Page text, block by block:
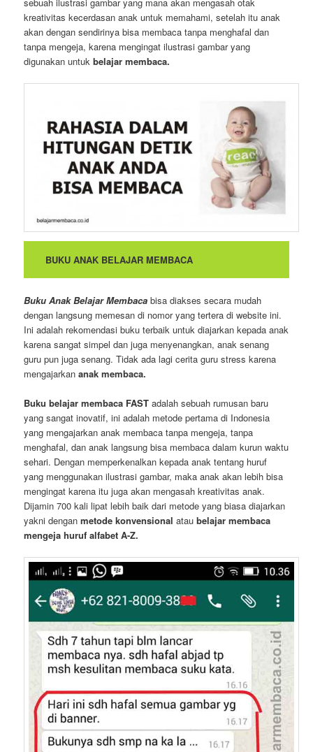
kreativitas kecerdasan anak untuk memahami, setelah itu anak
akan dengan sendirinya bisa membaca tanpa menghafal dan
tanpa mengeja, karena mengingat ilustrasi gambar yang
digunakan untukbelajar membaca.
BUKU ANAK BELAJAR MEMBACA
Buku Anak Belajar Membaca bisa diakses secara mudah
dengan langsung memesan di nomor yang tertera di website ini.
Ini adalah rekomendasi buku terbaik untuk diajarkan kepada anak
karena sangat simpel dan juga menyenangkan, anak senang
guru pun juga senang. Tidak ada lagi cerita guru stress karena
mengajarkananak membaca.
Buku belajar membaca FAST adalah sebuah rumusan baru
yang sangat inovatif, ini adalah metode pertama di Indonesia
yang mengajarkan anak membaca tanpa mengeja, tanpa
menghafal, dan anak langsung bisa membaca dalam kurun waktu
sehari. Dengan memperkenalkan kepada anak tentang huruf
yang menggunakan ilustrasi gambar, maka anak akan lebih bisa
mengingat karena itu juga akan mengasah kreativitas anak.
Dijamin 700 kali lipat lebih baik dari metode yang biasa diajarkan
yakni denganmetode konvensionalataubelajar membaca
mengeja huruf alfabet A-Z.